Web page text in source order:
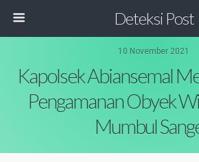
Deteksi Post
10 November 2021
Kapolsek Abiansemal
Pengamanan Obyek
Mumbul